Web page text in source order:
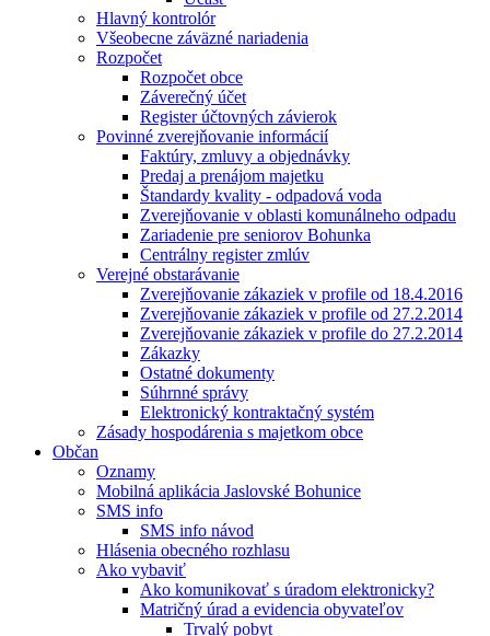
Hlavný kontrolór
Všeobecne záväzné nariadenia
Rozpočet
Rozpočet obce
Záverečný účet
Register účtovných závierok
Povinné zverejňovanie informácií
Faktúry, zmluvy a objednávky
Predaj a prenájom majetku
Štandardy kvality - odpadová voda
Zverejňovanie v oblasti komunálneho odpadu
Zariadenie pre seniorov Bohunka
Centrálny register zmlúv
Verejné obstarávanie
Zverejňovanie zákaziek v profile od 18.4.2016
Zverejňovanie zákaziek v profile od 27.2.2014
Zverejňovanie zákaziek v profile do 27.2.2014
Zákazky
Ostatné dokumenty
Súhrnné správy
Elektronický kontraktačný systém
Zásady hospodárenia s majetkom obce
Občan
Oznamy
Mobilná aplikácia Jaslovské Bohunice
SMS info
SMS info návod
Hlásenia obecného rozhlasu
Ako vybaviť
Ako komunikovať s úradom elektronicky?
Matričný úrad a evidencia obyvateľov
Trvalý pobyt